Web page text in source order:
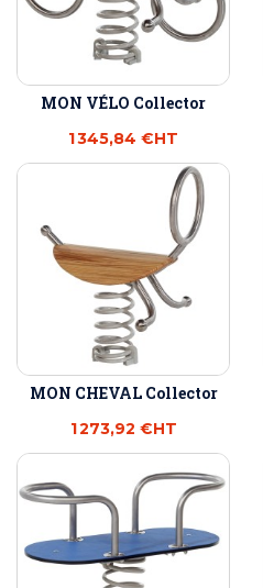
MON VÉLO Collector
1 345,84 €HT
MON CHEVAL Collector
1 273,92 €HT